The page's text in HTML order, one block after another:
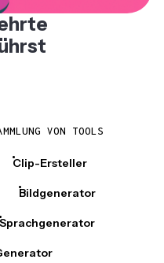
VON TOOLS
Clip-Ersteller
Bildgenerator
Sprachgenerator